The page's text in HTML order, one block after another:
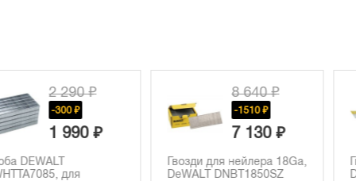
290 ₽
₽
₽
-1510 ₽
7 130 ₽
Гвозди для нейлера 18Ga,
DeWALT DNBT1850SZ
Гвозди